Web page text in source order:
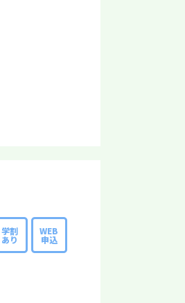
学割
あり
WEB
申込